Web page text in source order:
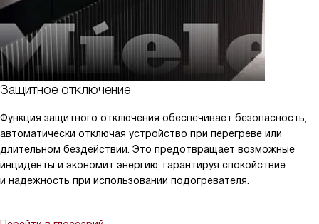
Защитное отключение
Функция защитного отключения обеспечивает безопасность,
автоматически отключая устройство при перегреве или
длительном бездействии. Это предотвращает возможные
инциденты и экономит энергию, гарантируя спокойствие
и надежность при использовании подогревателя.